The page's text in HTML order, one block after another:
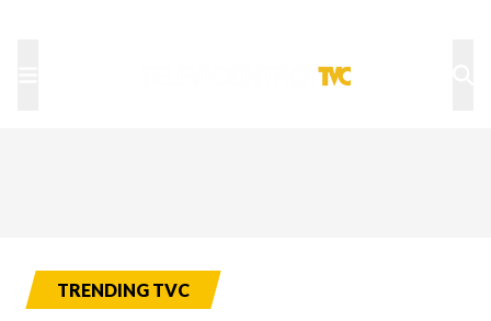
TRENDING TVC